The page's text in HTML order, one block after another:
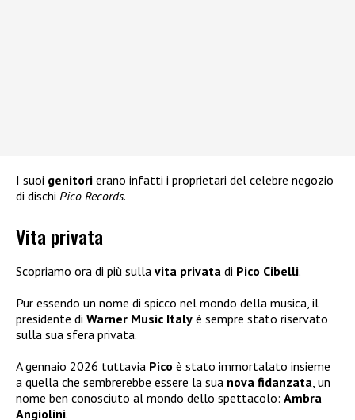
I suoi genitori erano infatti i proprietari del celebre negozio
di dischi Pico Records.
Vita privata
Scopriamo ora di più sulla vita privata di Pico Cibelli.
Pur essendo un nome di spicco nel mondo della musica, il
presidente di Warner Music Italy è sempre stato riservato
sulla sua sfera privata.
A gennaio 2026 tuttavia Pico è stato immortalato insieme
a quella che sembrerebbe essere la sua nova fidanzata , un
nome ben conosciuto al mondo dello spettacolo: Ambra
Angiolini.